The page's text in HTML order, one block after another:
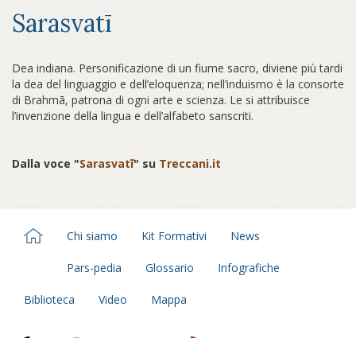
Sarasvatī
Dea indiana. Personificazione di un fiume sacro, diviene più tardi
la dea del linguaggio e dell’eloquenza; nell’induismo è la consorte
di Brahmā, patrona di ogni arte e scienza. Le si attribuisce
l’invenzione della lingua e dell’alfabeto sanscriti.
Dalla voce "Sarasvatī" su Treccani.it
Chi siamo Kit Formativi News
Pars-pedia Glossario Infografiche
Biblioteca Video Mappa